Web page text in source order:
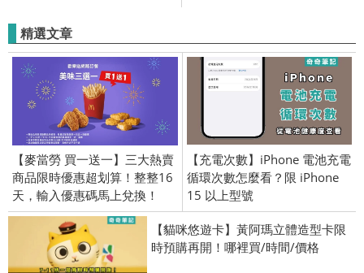
／iPad)
精選文章
【麥當勞 買一送一】三大熱賣
商品限時優惠超划算！整整16
天，輸入優惠碼馬上兌換！
【充電次數】iPhone 電池充電
循環次數怎麼看？限 iPhone
15 以上型號
【貓咪悠遊卡】黃阿瑪立體造型卡限
時預購再開！哪裡買/時間/價格